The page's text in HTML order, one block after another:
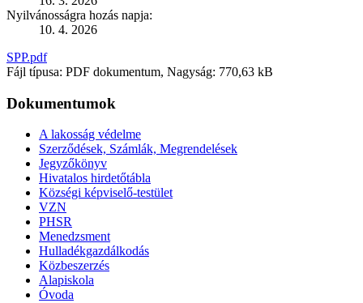
Nyilvánosságra hozás napja:
10. 4. 2026
SPP.pdf
Fájl típusa: PDF dokumentum, Nagyság: 770,63 kB
Dokumentumok
A lakosság védelme
Szerződések, Számlák, Megrendelések
Jegyzőkönyv
Hivatalos hirdetőtábla
Községi képviselő-testület
VZN
PHSR
Menedzsment
Hulladékgazdálkodás
Közbeszerzés
Alapiskola
Óvoda